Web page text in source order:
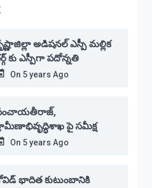
అడిషనల్ ఎస్పీ మల్లిక
కు ఎస్పీగా పదోన్నతి
On 5 years Ago
పై సమీక్ష
On 5 years Ago
భాదిత కుటుంబానికి